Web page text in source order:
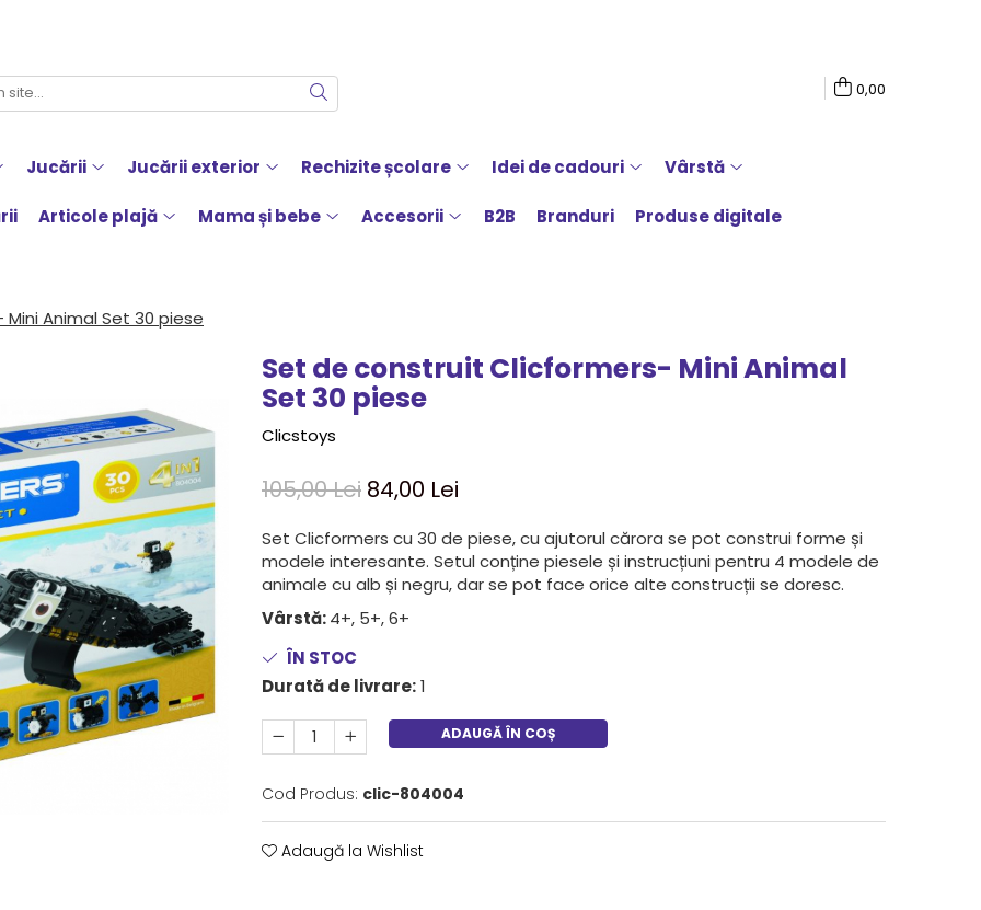
0,00
Jucării Jucării exterior Rechizite școlare Idei de cadouri Vârstă
Articole plajă Mama și bebe Accesorii B2B Branduri Produse digitale
Animal Set 30 piese
Set de construit Clicformers- Mini Animal
Set 30 piese
Clicstoys
105,00 Lei 84,00 Lei
Set Clicformers cu 30 de piese, cu ajutorul cărora se pot construi forme și
modele interesante. Setul conține piesele și instrucțiuni pentru 4 modele de
animale cu alb și negru, dar se pot face orice alte construcții se doresc.
Vârstă:4+, 5+, 6+
ÎN STOC
Durată de livrare:1
ADAUGĂ ÎN COȘ
Cod Produs: clic-804004
Adaugă la Wishlist